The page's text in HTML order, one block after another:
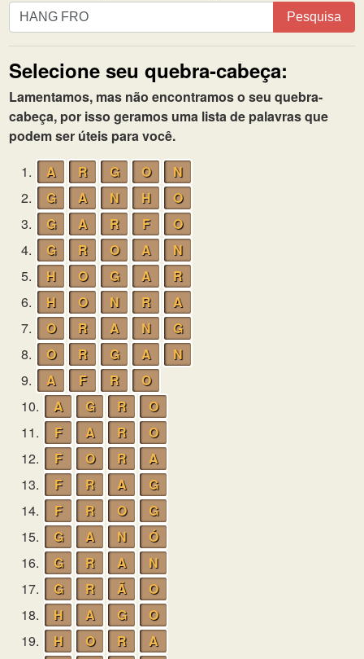
Pesquisa
por
letras.
Digite
todas
as
letras
do
quebra-
cabeça:
Pesquisa
Selecione seu quebra-cabeça:
Lamentamos, mas não encontramos o seu quebra-
cabeça, por isso geramos uma lista de palavras que
podem ser úteis para você.
1.
A R G O
N
2.
G A N H
O
3.
G A R F
O
4.
G R O A
N
5.
H O G A
R
6.
H O N R
A
7.
O R A N
G
8.
O R G A
N
9.
A F R
O
10.
A G R
O
11.
F A R
O
12.
F O R
A
13.
F R A
G
14.
F R O
G
15.
G A N
Ó
16.
G R A
N
17.
G R Ã
O
18.
H A G
O
19.
H O R
A